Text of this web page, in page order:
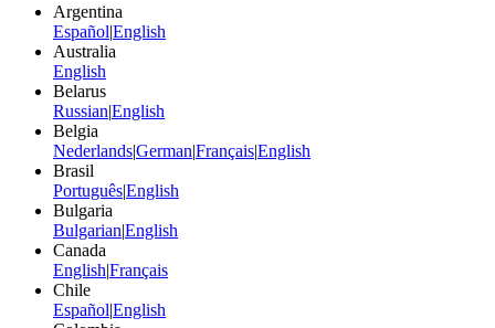
Argentina
Español|English
Australia
English
Belarus
Russian|English
Belgia
Nederlands|German|Français|English
Brasil
Português|English
Bulgaria
Bulgarian|English
Canada
English|Français
Chile
Español|English